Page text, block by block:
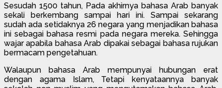
Sesudah 1500 tahun, Pada akhirnya bahasa Arab banyak
sekali berkembang sampai hari ini. Sampai sekarang
sudah ada setidaknya 26 negara yang menjadikan bahasa
ini sebagai bahasa resmi pada negara mereka. Sehingga
wajar apabila bahasa Arab dipakai sebagai bahasa rujukan
bermacam pengetahuan.
Walaupun bahasa Arab mempunyai hubungan erat
dengan agama Islam, Tetapi kenyataannya banyak